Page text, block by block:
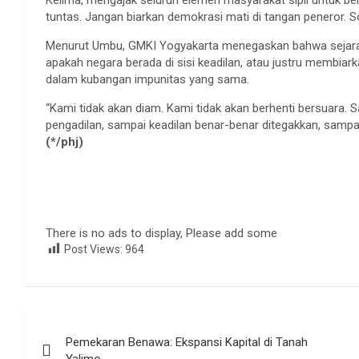
tuntas. Jangan biarkan demokrasi mati di tangan peneror.
Menurut Umbu, GMKI Yogyakarta menegaskan bahwa
apakah negara berada di sisi keadilan, atau justru
dalam kubangan impunitas yang sama.
“Kami tidak akan diam. Kami tidak akan berhenti bersuara.
pengadilan, sampai keadilan benar-benar ditegakkan,
(*/phj)
There is no ads to display, Please add some
Post Views: 964
Pemekaran Benawa: Ekspansi Kapital di Tanah